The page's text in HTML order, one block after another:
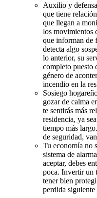
Auxilio y
que tiene
que llegan a
los movimientos
que informan de
detecta algo
lo anterior, su
completo puesto
género de
incendio en la
Sosiego
gozar de calma
te sentirás más
residencia, ya
tiempo más
de seguridad,
Tu economía no
sistema de
aceptar, debes
poca. Invertir un
tener bien
perdida siguiente